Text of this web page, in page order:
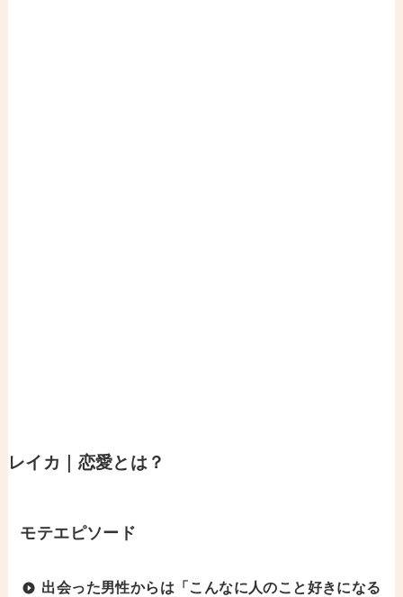
レイカ｜恋愛とは？
モテエピソード
出会った男性からは「こんなに人のこと好きになる